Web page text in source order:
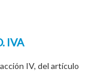
IVA
IV, del artículo